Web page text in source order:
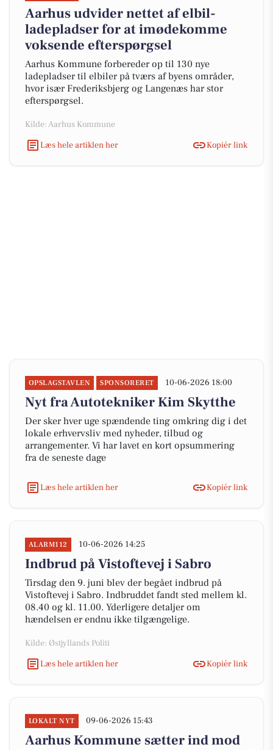
Aarhus udvider nettet af elbil-
ladepladser for at imødekomme
voksende efterspørgsel
Aarhus Kommune forbereder op til 130 nye
ladepladser til elbiler på tværs af byens områder,
hvor især Frederiksbjerg og Langenæs har stor
efterspørgsel.
Kilde: Aarhus Kommune
Læs hele artiklen her
Kopiér link
OPSLAGSTAVLEN SPONSORERET 10-06-2026 18:00
Nyt fra Autotekniker Kim Skytthe
Der sker hver uge spændende ting omkring dig i det
lokale erhvervsliv med nyheder, tilbud og
arrangementer. Vi har lavet en kort opsummering
fra de seneste dage
Læs hele artiklen her Kopiér link
ALARM112 10-06-2026 14:25
Indbrud på Vistoftevej i Sabro
Tirsdag den 9. juni blev der begået indbrud på
Vistoftevej i Sabro. Indbruddet fandt sted mellem kl.
08.40 og kl. 11.00. Yderligere detaljer om
hændelsen er endnu ikke tilgængelige.
Kilde: Østjyllands Politi
Læs hele artiklen her
Kopiér link
LOKALT NYT 09-06-2026 15:43
Aarhus Kommune sætter ind mod